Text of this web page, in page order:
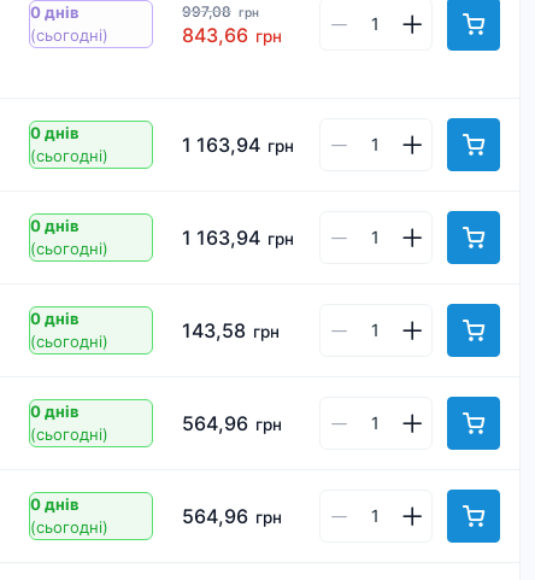
0 днів
(сьогодні)
997,08 грн
843,66 грн
0 днів
(сьогодні)
1 163,94 грн
0 днів
(сьогодні)
1 163,94 грн
0 днів
(сьогодні)
143,58 грн
0 днів
(сьогодні)
564,96 грн
0 днів
(сьогодні)
564,96 грн